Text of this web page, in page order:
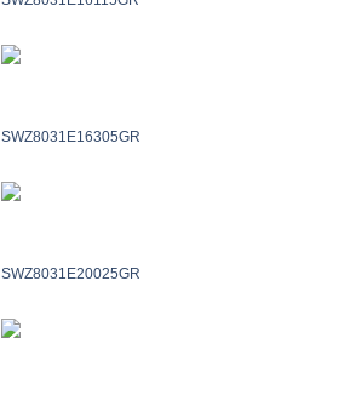
SWZ8031E16305GR
SWZ8031E20025GR